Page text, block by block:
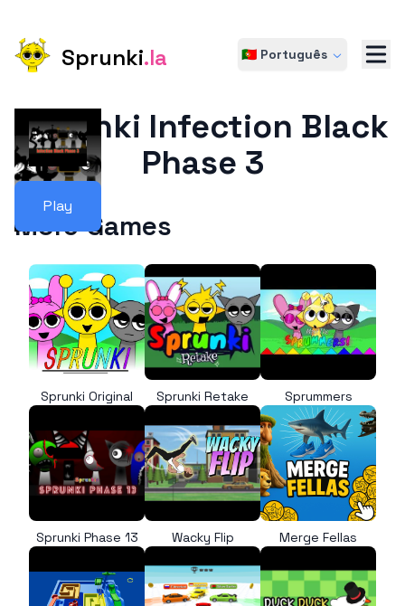
Sprunki.la 🇵🇹 Português
Play
Sprunki Infection Black
Phase 3
More Games
Sprunki Original Sprunki Retake Sprummers
Sprunki Phase 13 Wacky Flip Merge Fellas